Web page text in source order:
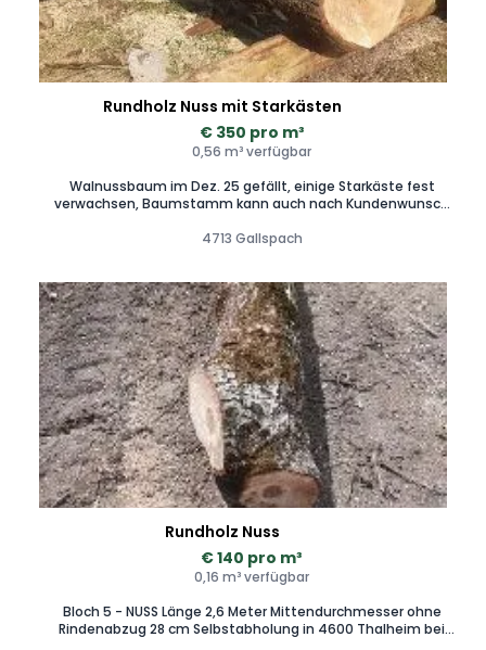
Rundholz Nuss mit Starkästen
€ 350 pro m³
0,56 m³ verfügbar
Walnussbaum im Dez. 25 gefällt, einige Starkäste fest
verwachsen, Baumstamm kann auch nach Kundenwunsch
möglich
4713 Gallspach
Rundholz Nuss
€ 140 pro m³
0,16 m³ verfügbar
Bloch 5 - NUSS Länge 2,6 Meter Mittendurchmesser ohne
Rindenabzug 28 cm Selbstabholung in 4600 Thalheim bei